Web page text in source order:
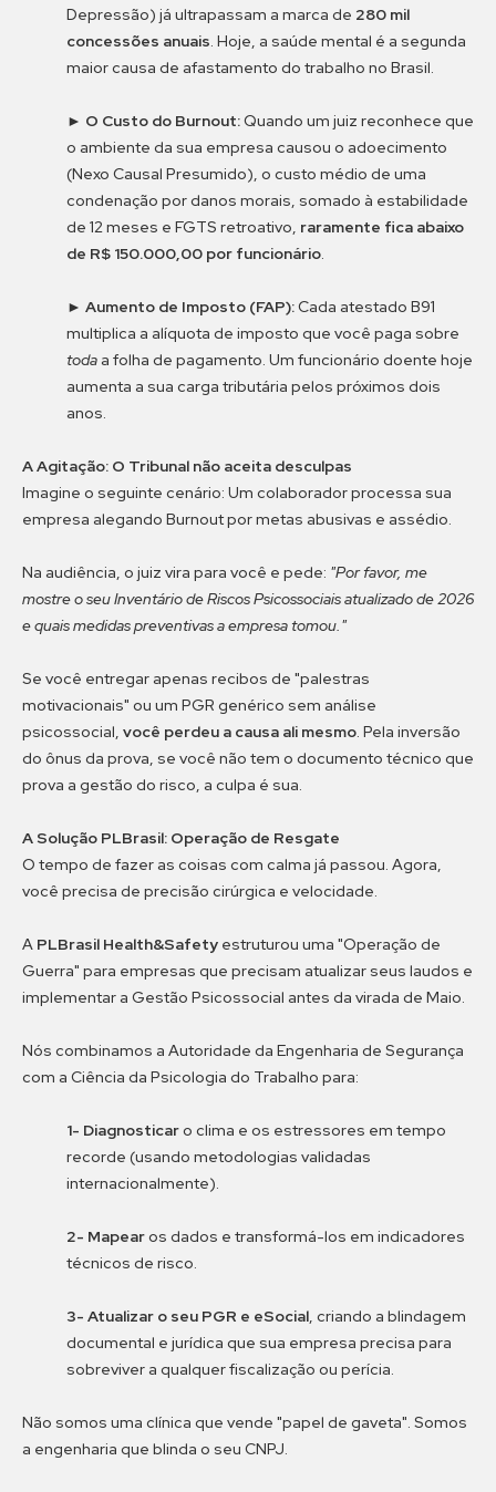
Depressão) já ultrapassam a marca de 280 mil
concessões anuais. Hoje, a saúde mental é a segunda
maior causa de afastamento do trabalho no Brasil.
► O Custo do Burnout:Quando um juiz reconhece que
o ambiente da sua empresa causou o adoecimento
(Nexo Causal Presumido), o custo médio de uma
condenação por danos morais, somado à estabilidade
de 12 meses e FGTS retroativo, raramente fica abaixo
de R$ 150.000,00 por funcionário.
► Aumento de Imposto (FAP):Cada atestado B91
multiplica a alíquota de imposto que você paga sobre
toda a folha de pagamento. Um funcionário doente hoje
aumenta a sua carga tributária pelos próximos dois
anos.
A Agitação: O Tribunal não aceita desculpas
Imagine o seguinte cenário: Um colaborador processa sua
empresa alegando Burnout por metas abusivas e assédio.
Na audiência, o juiz vira para você e pede: "Por favor, me
mostre o seu Inventário de Riscos Psicossociais atualizado de 2026
e quais medidas preventivas a empresa tomou."
Se você entregar apenas recibos de "palestras
motivacionais" ou um PGR genérico sem análise
psicossocial, você perdeu a causa ali mesmo. Pela inversão
do ônus da prova, se você não tem o documento técnico que
prova a gestão do risco, a culpa é sua.
A Solução PLBrasil: Operação de Resgate
O tempo de fazer as coisas com calma já passou. Agora,
você precisa de precisão cirúrgica e velocidade.
A PLBrasil Health&Safety estruturou uma "Operação de
Guerra" para empresas que precisam atualizar seus laudos e
implementar a Gestão Psicossocial antes da virada de Maio.
Nós combinamos a Autoridade da Engenharia de Segurança
com a Ciência da Psicologia do Trabalho para:
1- Diagnosticaro clima e os estressores em tempo
recorde (usando metodologias validadas
internacionalmente).
2- Mapearos dados e transformá-los em indicadores
técnicos de risco.
3- Atualizar o seu PGR e eSocial, criando a blindagem
documental e jurídica que sua empresa precisa para
sobreviver a qualquer fiscalização ou perícia.
Não somos uma clínica que vende "papel de gaveta". Somos
a engenharia que blinda o seu CNPJ.